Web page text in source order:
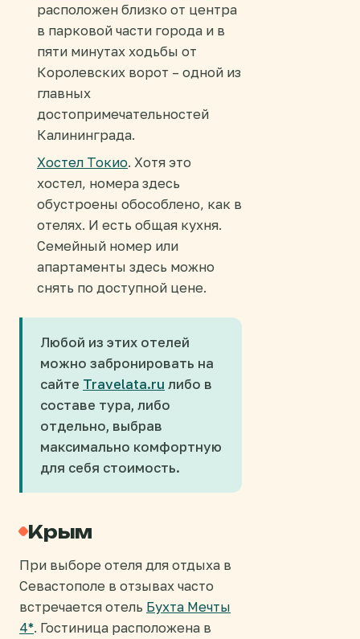
расположен близко от центра
в парковой части города и в
пяти минутах ходьбы от
Королевских ворот – одной из
главных
достопримечательностей
Калининграда.
Хостел Токио. Хотя это
хостел, номера здесь
обустроены обособлено, как в
отелях. И есть общая кухня.
Семейный номер или
апартаменты здесь можно
снять по доступной цене.
Любой из этих отелей
можно забронировать на
сайте Travelata.ru либо в
составе тура, либо
отдельно, выбрав
максимально комфортную
для себя стоимость.
Крым
При выборе отеля для отдыха в
Севастополе в отзывах часто
встречается отель Бухта Мечты
4*. Гостиница расположена в